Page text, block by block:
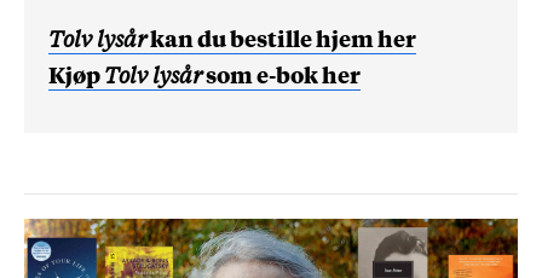
Tolv lysårkan du bestille hjem her
KjøpTolv lysårsom e-bok her